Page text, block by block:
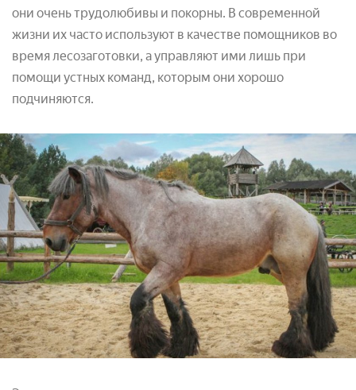
они очень трудолюбивы и покорны. В современной
жизни их часто используют в качестве помощников во
время лесозаготовки, а управляют ими лишь при
помощи устных команд, которым они хорошо
подчиняются.